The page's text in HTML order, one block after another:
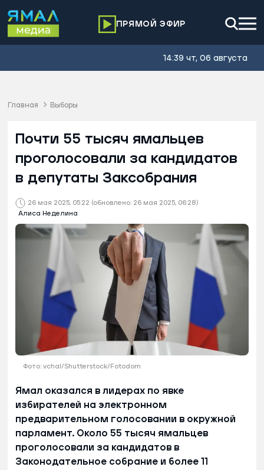
ПРЯМОЙ ЭФИР
14:39 чт, 06 августа
Главная Выборы
26 мая 2025, 05:22 (обновлено: 26 мая 2025, 06:28)
Алиса Неделина
Почти 55 тысяч ямальцев
проголосовали за кандидатов
в депутаты Заксобрания
Фото: vchal/Shutterstock/Fotodom
Ямал оказался в лидерах по явке
избирателей на электронном
предварительном голосовании в окружной
парламент. Около 55 тысяч ямальцев
проголосовали за кандидатов в
Законодательное собрание и более 11